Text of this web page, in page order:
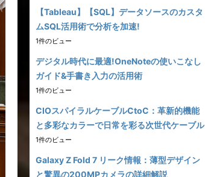
【Tableau】【SQL】データソースのカスタ
ムSQL活用術で分析を加速!
1件のビュー
デジタル時代に最適!OneNoteの使いこなし
ガイド&手書き入力の活用術
1件のビュー
CIOスパイラルケーブルCtoC：革新的機能
と多彩なカラーで日常を彩る次世代ケーブル
1件のビュー
Galaxy Z Fold 7 リーク情報：薄型デザイン
と驚異の200MPカメラの詳細解説